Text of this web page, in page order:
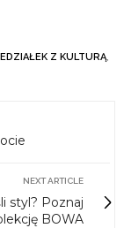
Z KULTURĄ,
NEXT ARTICLE
styl? Poznaj
BOWA